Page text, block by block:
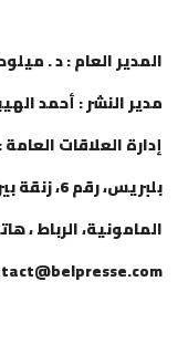
المدير العام : د . ميلود
مدير النشر : أحمد الهيبة
إدارة العلاقات العامة : عبلة